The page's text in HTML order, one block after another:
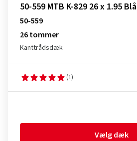
50-559 MTB K-829 26 x 1.95 Blå
50-559
26 tommer
Kanttrådsdæk
(1)
Vælg dæk